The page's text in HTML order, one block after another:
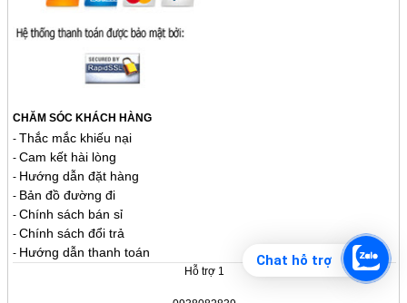
CHĂM SÓC KHÁCH HÀNG
- Thắc mắc khiếu nại
- Cam kết hài lòng
- Hướng dẫn đặt hàng
- Bản đồ đường đi
- Chính sách bán sỉ
- Chính sách đổi trả
- Hướng dẫn thanh toán
Hỗ trợ 1
Chat hỗ trợ